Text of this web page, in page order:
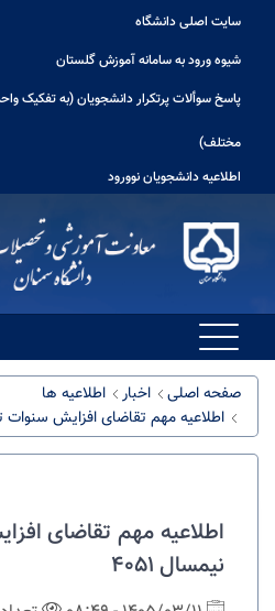
سایت اصلی دانشگاه
شیوه ورود به سامانه آموزش گلستان
پاسخ سوألات پرتکرار دانشجویان (به تفکیک
مختلف)
اطلاعیه دانشجویان نوورود
صفحه اصلی اخبار
اطلاعیه ها
اطلاعیه مهم تقاضای افزایش سنوات
اطلاعیه مهم تقاضای
نیمسال 4051